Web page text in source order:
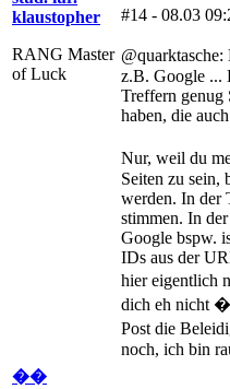
klaustopher
RANG Master
of Luck
#14 - 08.03
z.B. Google ...
Treffern genug
haben, die
Nur, weil du
Seiten zu sein,
werden. In der
stimmen. In
Google bspw.
IDs aus der
hier eigentlich
dich eh nicht
Post die
noch, ich bin
��